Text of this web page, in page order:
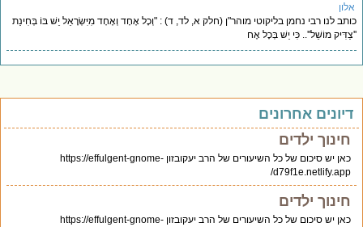
לנו רבי נחמן בליקוטי מוהר"ן (חלק א, לד, ד) : "וְכָל אֶחָד וְאֶחָד מִיִּשְׂרָאֵל יֵשׁ בּוֹ בְּחִינַת
מוֹשֵׁל''.. כִּי יֵשׁ בְּכָל אֶח
אחרונים
חינוך ילדים
כאן יש סיכום של כל השיעורים של הרב יעקובזון https://effulgent-gnome-
d79f1e.netlify.app/
חינוך ילדים
כאן יש סיכום של כל השיעורים של הרב יעקובזון https://effulgent-gnome-